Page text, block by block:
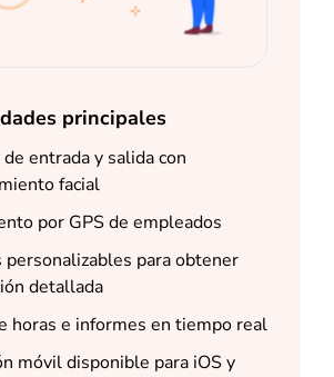
principales
entrada y salida con
facial
por GPS de empleados
personalizables para obtener
detallada
horas e informes en tiempo real
móvil disponible para iOS y